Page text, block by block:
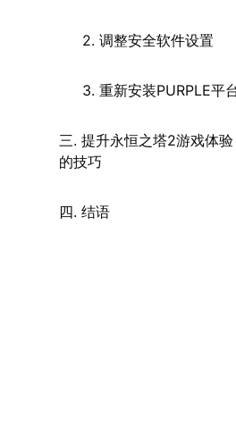
2. 调整安全软件设置
3. 重新安装PURPLE平
三. 提升永恒之塔2游戏体验
的技巧
四. 结语